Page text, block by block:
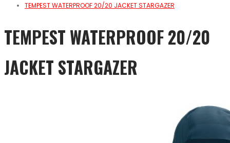
TEMPEST WATERPROOF 20/20 JACKET STARGAZER
TEMPEST WATERPROOF 20/20
JACKET STARGAZER